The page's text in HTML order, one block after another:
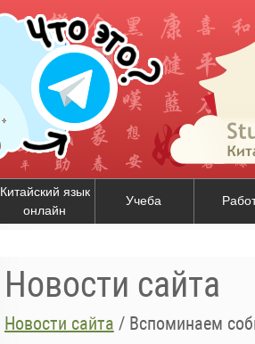
Китайский язык
онлайн
Учеба
Новости сайта
Новости сайта / Вспоминаем события на